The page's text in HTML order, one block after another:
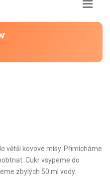
větší kovové mísy. Přimícháme
Cukr vsypeme do
zbylých 50 ml vody.